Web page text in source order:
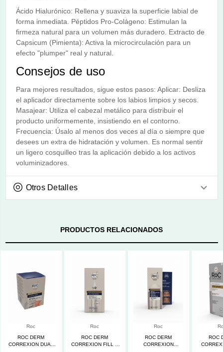
Ácido Hialurónico: Rellena y suaviza la superficie labial de
forma inmediata. Péptidos Pro-Colágeno: Estimulan la
firmeza natural para un volumen más duradero. Extracto de
Capsicum (Pimienta): Activa la microcirculación para un
efecto "plumper" real y natural.
Consejos de uso
Para mejores resultados, sigue estos pasos: Aplicar: Desliza
el aplicador directamente sobre los labios limpios y secos.
Masajear: Utiliza el cabezal metálico para distribuir el
producto uniformemente, insistiendo en el contorno.
Frecuencia: Úsalo al menos dos veces al día o siempre que
desees un extra de hidratación y volumen. Es normal sentir
un ligero cosquilleo tras la aplicación debido a los activos
voluminizadores.
Otros Detalles
PRODUCTOS RELACIONADOS
Roc
ROC DERM
CORREXION DUAL
Roc
ROC DERM
CORREXION FILL +
Roc
ROC DERM
CORREXION
ROC